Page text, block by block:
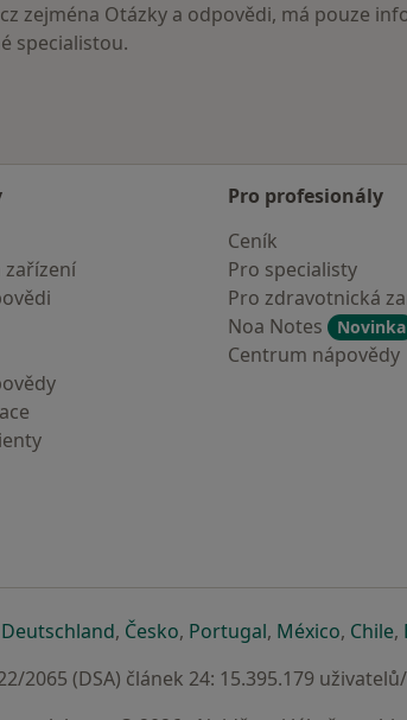
zejména Otázky a odpovědi, má pouze
specialistou.
zařízení
Pro profesionály
Ceník
Pro specialisty
Pro zdravotnická
Noa Notes
Novinka
Centrum nápovědy
záložce
v nové záložce
otevře v nové záložce
Deutschlandse otevře v nové záložce
, Českose otevře v nové záložce
, Portugalse otevře v
, Méxicose
, Chile,
2065 (DSA) článek 24: 15.395.179